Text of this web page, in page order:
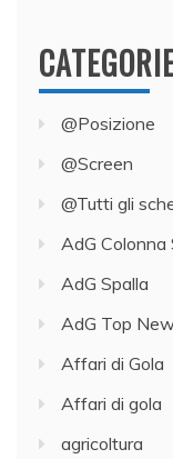
@Posizione
@Screen
@Tutti gli
AdG Colonna
AdG Spalla
AdG Top
Affari di Gola
Affari di gola
agricoltura